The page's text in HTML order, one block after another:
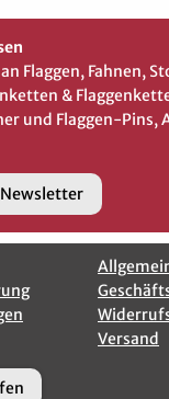
Flaggen, Fahnen,
&
und Flaggen-Pins,
Versand